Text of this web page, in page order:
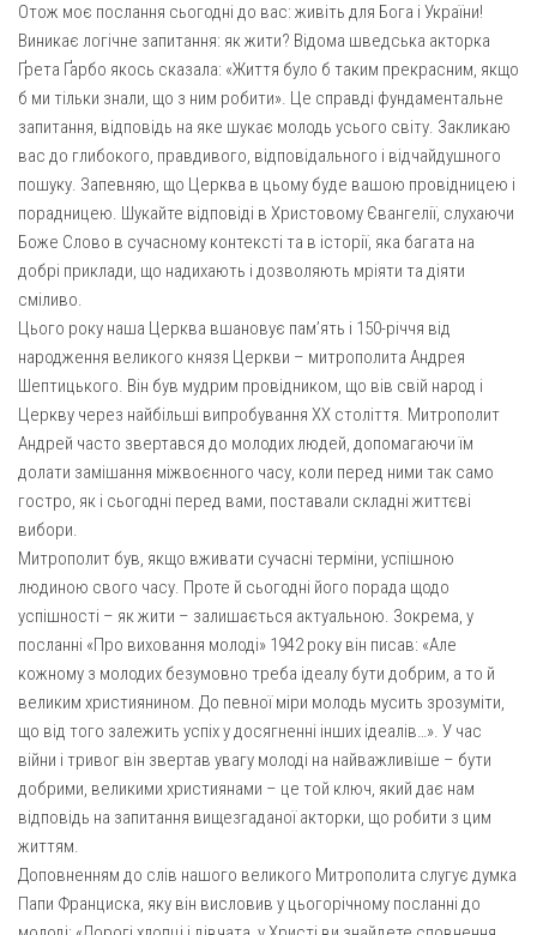
Отож моє послання сьогодні до вас: живіть для Бога і України!
Виникає логічне запитання: як жити? Відома шведська акторка
Ґрета Ґарбо якось сказала: «Життя було б таким прекрасним, якщо
б ми тільки знали, що з ним робити». Це справді фундаментальне
запитання, відповідь на яке шукає молодь усього світу. Закликаю
вас до глибокого, правдивого, відповідального і відчайдушного
пошуку. Запевняю, що Церква в цьому буде вашою провідницею і
порадницею. Шукайте відповіді в Христовому Євангелії, слухаючи
Боже Слово в сучасному контексті та в історії, яка багата на
добрі приклади, що надихають і дозволяють мріяти та діяти
сміливо.
Цього року наша Церква вшановує пам’ять і 150-річчя від
народження великого князя Церкви – митрополита Андрея
Шептицького. Він був мудрим провідником, що вів свій народ і
Церкву через найбільші випробування ХХ століття. Митрополит
Андрей часто звертався до молодих людей, допомагаючи їм
долати замішання міжвоєнного часу, коли перед ними так само
гостро, як і сьогодні перед вами, поставали складні життєві
вибори.
Митрополит був, якщо вживати сучасні терміни, успішною
людиною свого часу. Проте й сьогодні його порада щодо
успішності – як жити – залишається актуальною. Зокрема, у
посланні «Про виховання молоді» 1942 року він писав: «Але
кожному з молодих безумовно треба ідеалу бути добрим, а то й
великим християнином. До певної міри молодь мусить зрозуміти,
що від того залежить успіх у досягненні інших ідеалів…». У час
війни і тривог він звертав увагу молоді на найважливіше – бути
добрими, великими християнами – це той ключ, який дає нам
відповідь на запитання вищезгаданої акторки, що робити з цим
життям.
Доповненням до слів нашого великого Митрополита слугує думка
Папи Франциска, яку він висловив у цьогорічному посланні до